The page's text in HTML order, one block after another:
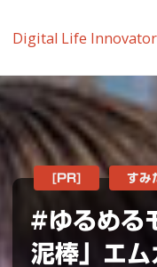
Digital Life Innovator
#ゆるめる
泥棒」エム
[PR] すみ